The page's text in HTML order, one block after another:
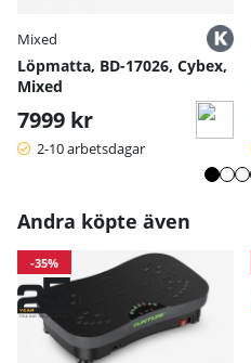
Mixed
Löpmatta, BD-17026, Cybex,
Mixed
7999 kr
2-10 arbetsdagar
Andra köpte även
-35%